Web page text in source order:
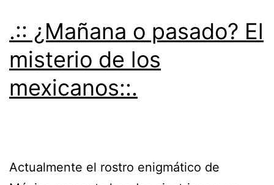
.:: ¿Mañana o pasado? El
misterio de los
mexicanos::.
Actualmente el rostro enigmático de